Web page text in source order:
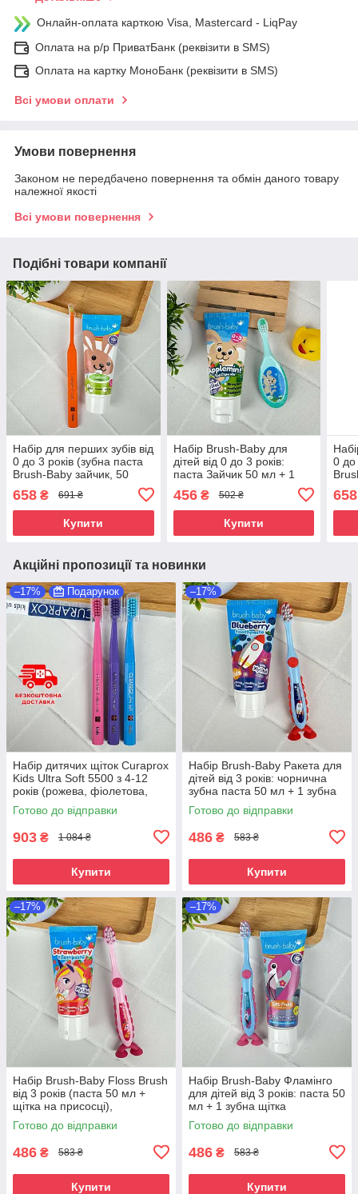
Онлайн-оплата карткою Visa, Mastercard - LiqPay
Оплата на р/р ПриватБанк (реквізити в SMS)
Оплата на картку МоноБанк (реквізити в SMS)
Всі умови оплати
Умови повернення
Законом не передбачено повернення та обмін даного товару
належної якості
Всі умови повернення
Подібні товари компанії
Набір для перших зубів від
0 до 3 років (зубна паста
Brush-Baby зайчик, 50
Curaprox 1006),
помаранчевий
658 ₴ 691 ₴
Купити
Набір Brush-Baby для
дітей від 0 до 3 років:
паста Зайчик 50 мл + 1
(бірюзова)
456₴ 502 ₴
Купити
0 до
658
Акційні пропозиції та новинки
–17% Подарунок
Набір дитячих щіток Curaprox
Kids Ultra Soft 5500 з 4-12
років (рожева, фіолетова,
блакитна), 3 шт
Готово до відправки
903 ₴ 1 084 ₴
Купити
–17%
Набір Brush-Baby Ракета для
дітей від 3 років: чорнична
зубна паста 50 мл + 1 зубна
щітка Floss Brush
Готово до відправки
486 ₴ 583 ₴
Купити
–17%
Набір Brush-Baby Floss Brush
від 3 років (паста 50 мл +
щітка на присосці),
єдиноріжка
Готово до відправки
486 ₴ 583 ₴
Купити
–17%
Набір Brush-Baby Фламінго
для дітей від 3 років: паста 50
мл + 1 зубна щітка
FlossBrush
Готово до відправки
486 ₴ 583 ₴
Купити